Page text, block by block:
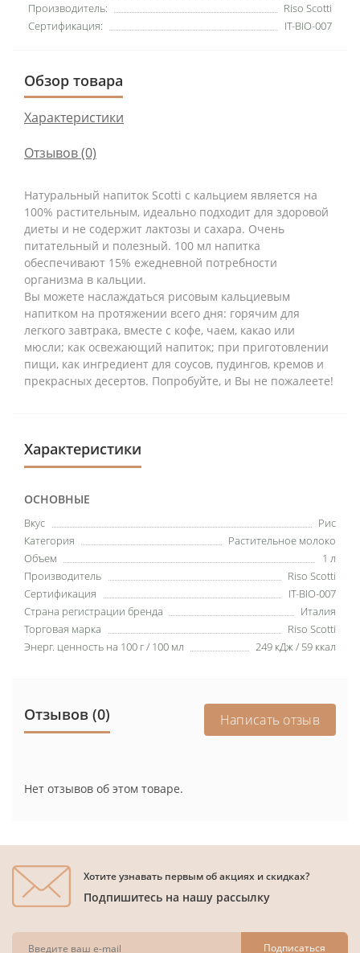
Производитель:
Riso Scotti
Сертификация:
IT-BIO-007
Обзор товара
Характеристики
Отзывов (0)
Натуральный напиток Scotti с кальцием является на
100% растительным, идеально подходит для здоровой
диеты и не содержит лактозы и сахара. Очень
питательный и полезный. 100 мл напитка
обеспечивают 15% ежедневной потребности
организма в кальции.
Вы можете наслаждаться рисовым кальциевым
напитком на протяжении всего дня: горячим для
легкого завтрака, вместе с кофе, чаем, какао или
мюсли; как освежающий напиток; при приготовлении
пищи, как ингредиент для соусов, пудингов, кремов и
прекрасных десертов. Попробуйте, и Вы не пожалеете!
Характеристики
ОСНОВНЫЕ
Вкус
Рис
Категория
Растительное молоко
Объем
1 л
Производитель
Riso Scotti
Сертификация
IT-BIO-007
Страна регистрации бренда
Италия
Торговая марка
Riso Scotti
Энерг. ценность на 100 г / 100 мл
249 кДж / 59 ккал
Отзывов (0) Написать отзыв
Нет отзывов об этом товаре.
Хотите узнавать первым об акциях и скидках?
Подпишитесь на нашу рассылку
Подписаться